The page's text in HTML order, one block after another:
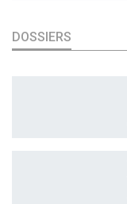
DOSSIERS